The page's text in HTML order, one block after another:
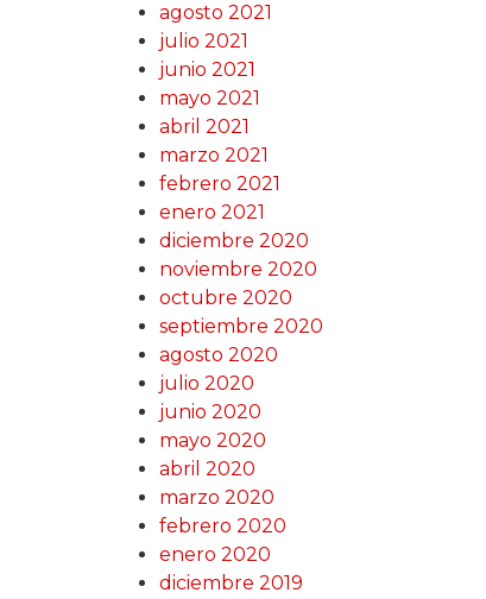
agosto 2021
julio 2021
junio 2021
mayo 2021
abril 2021
marzo 2021
febrero 2021
enero 2021
diciembre 2020
noviembre 2020
octubre 2020
septiembre 2020
agosto 2020
julio 2020
junio 2020
mayo 2020
abril 2020
marzo 2020
febrero 2020
enero 2020
diciembre 2019